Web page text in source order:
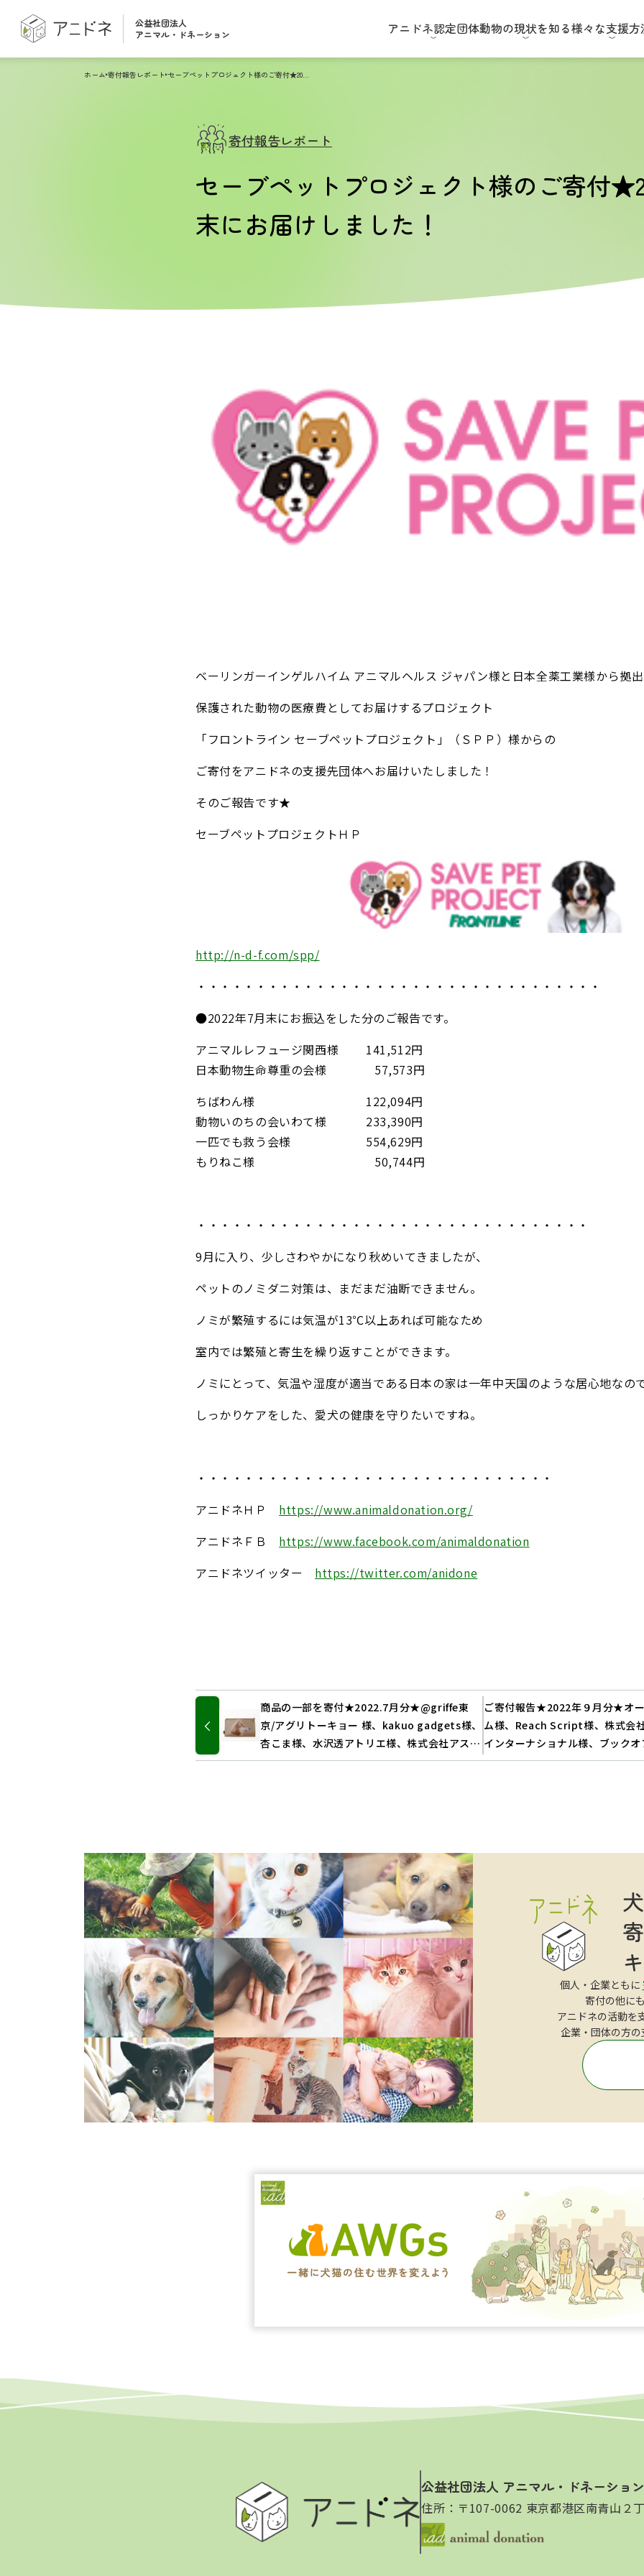
公益社団法人
アニマル・ドネーション
アニドネ認定団体動物の現状を知る様々な支援方
ホーム 寄付報告レポート セーブペットプロジェクト様のご寄付★2022年7月末にお届けしました！
寄付報告レポート
セーブペットプロジェクト様のご寄付
末にお届けしました！
ベーリンガーインゲルハイム アニマルヘルス ジャパン様と日本全薬工業様から拠
保護された動物の医療費としてお届けするプロジェクト
「フロントライン セーブペットプロジェクト」（ＳＰＰ）様からの
ご寄付をアニドネの支援先団体へお届けいたしました！
そのご報告です★
セーブペットプロジェクトＨＰ
http://n-d-f.com/spp/
・・・・・・・・・・・・・・・・・・・・・・・・・・・・・・・・・・
●2022年7月末にお振込をした分のご報告です。
アニマルレフュージ関西様 141,512円
日本動物生命尊重の会様 57,573円
ちばわん様 122,094円
動物いのちの会いわて様 233,390円
一匹でも救う会様 554,629円
もりねこ様 50,744円
・・・・・・・・・・・・・・・・・・・・・・・・・・・・・・・・・
9月に入り、少しさわやかになり秋めいてきましたが、
ペットのノミダニ対策は、まだまだ油断できません。
ノミが繁殖するには気温が13℃以上あれば可能なため
室内では繁殖と寄生を繰り返すことができます。
ノミにとって、気温や湿度が適当である日本の家は一年中天国のような居心地なの
しっかりケアをした、愛犬の健康を守りたいですね。
・・・・・・・・・・・・・・・・・・・・・・・・・・・・・・
アニドネＨＰ https://www.animaldonation.org/
アニドネＦＢ https://www.facebook.com/animaldonation
アニドネツイッター https://twitter.com/anidone
商品の一部を寄付★2022.7月分★@griffe東
京/アグリトーキョー 様、kakuo gadgets様、
杏こま様、水沢透アトリエ様、株式会社アスコ
ットジャパン様、株式会社クロノス様、合同会
ご寄付報告★2022年９月分★オ
ム様、Reach Script様、株式会
インターナショナル様、ブック
ション株式会社様、株式会イリ
個人・企業ともに
寄付の他に
アニドネの活動を
企業・団体の方
公益社団法人 アニマル・ドネーショ
住所：〒107-0062 東京都港区南青山２